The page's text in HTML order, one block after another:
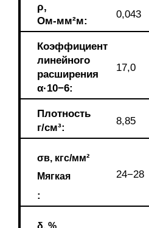
ρ,
Ом-мм²м:
0,043
Коэффициент
линейного
расширения
α·10−6:
17,0
Плотность
г/см³:
8,85
σв, кгс/мм²
Мягкая
:
24−28